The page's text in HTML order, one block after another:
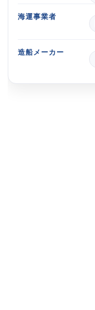
海運事業者
造船メーカー